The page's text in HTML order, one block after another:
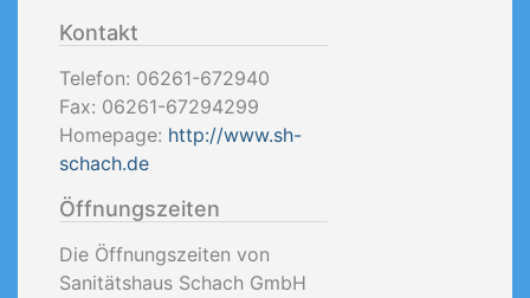
Kontakt
Telefon: 06261-672940
Fax: 06261-67294299
Homepage: http://www.sh-
schach.de
Öffnungszeiten
Die Öffnungszeiten von
Sanitätshaus Schach GmbH